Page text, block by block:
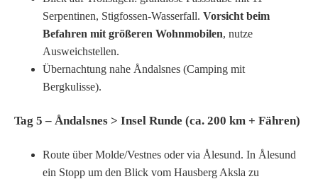
Serpentinen, Stigfossen-Wasserfall. Vorsicht beim
Befahren mit größeren Wohnmobilen, nutze
Ausweichstellen.
Übernachtung nahe Åndalsnes (Camping mit
Bergkulisse).
Tag 5 – Åndalsnes > Insel Runde (ca. 200 km + Fähren)
Route über Molde/Vestnes oder via Ålesund. In Ålesund
ein Stopp um den Blick vom Hausberg Aksla zu